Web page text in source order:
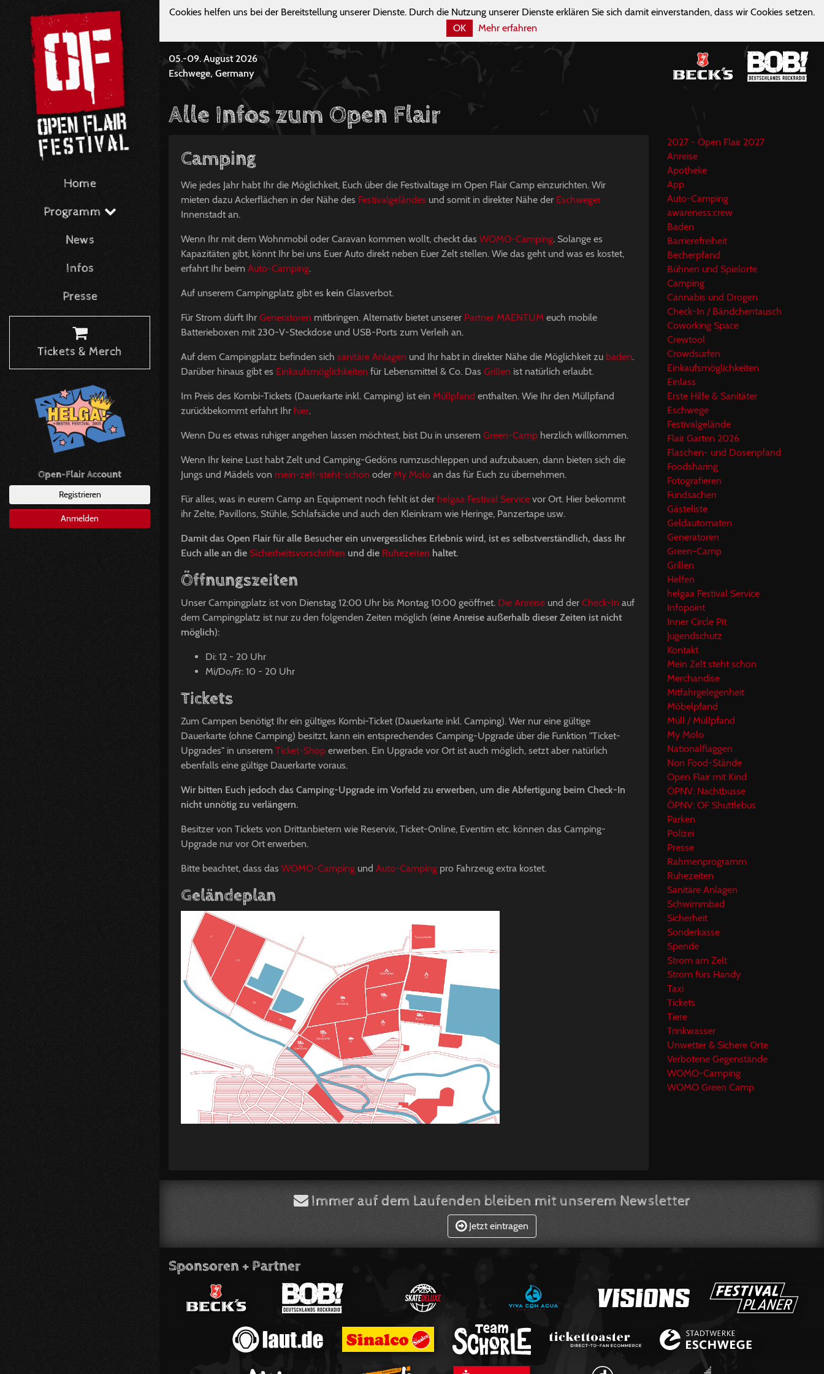
Home
Programm
News
Infos
Presse
Tickets & Merch
Open-Flair Account
Registrieren
Anmelden
Cookies helfen uns bei der Bereitstellung unserer Dienste. Durch die Nutzung unserer Dienste erklären Sie sich damit einverstanden, dass wir Cookies setzen.
OK
Mehr erfahren
05.-09. August 2026
Eschwege, Germany
Alle Infos zum Open Flair
Camping
Wie jedes Jahr habt Ihr die Möglichkeit, Euch über die Festivaltage im Open Flair Camp einzurichten. Wir
mieten dazu Ackerflächen in der Nähe des Festivalgeländes und somit in direkter Nähe der Eschweger
Innenstadt an.
Wenn Ihr mit dem Wohnmobil oder Caravan kommen wollt, checkt das WOMO-Camping. Solange es
Kapazitäten gibt, könnt Ihr bei uns Euer Auto direkt neben Euer Zelt stellen. Wie das geht und was es kostet,
erfahrt Ihr beim Auto-Camping.
Auf unserem Campingplatz gibt es kein Glasverbot.
Für Strom dürft Ihr Generatoren mitbringen. Alternativ bietet unserer Partner MAENTUM euch mobile
Batterieboxen mit 230-V-Steckdose und USB-Ports zum Verleih an.
Auf dem Campingplatz befinden sich sanitäre Anlagen und Ihr habt in direkter Nähe die Möglichkeit zu baden.
Darüber hinaus gibt es Einkaufsmöglichkeiten für Lebensmittel & Co. Das Grillen ist natürlich erlaubt.
Im Preis des Kombi-Tickets (Dauerkarte inkl. Camping) ist ein Müllpfand enthalten. Wie Ihr den Müllpfand
zurückbekommt erfahrt Ihr hier.
Wenn Du es etwas ruhiger angehen lassen möchtest, bist Du in unserem Green-Camp herzlich willkommen.
Wenn Ihr keine Lust habt Zelt und Camping-Gedöns rumzuschleppen und aufzubauen, dann bieten sich die
Jungs und Mädels von mein-zelt-steht-schon oder My Molo an das für Euch zu übernehmen.
Für alles, was in eurem Camp an Equipment noch fehlt ist der helgaa Festival Service vor Ort. Hier bekommt
ihr Zelte, Pavillons, Stühle, Schlafsäcke und auch den Kleinkram wie Heringe, Panzertape usw.
Damit das Open Flair für alle Besucher ein unvergessliches Erlebnis wird, ist es selbstverständlich, dass Ihr
Euch alle an die Sicherheitsvorschriften und die Ruhezeiten haltet.
Öffnungszeiten
Unser Campingplatz ist von Dienstag 12:00 Uhr bis Montag 10:00 geöffnet. Die Anreise und der Check-In auf
dem Campingplatz ist nur zu den folgenden Zeiten möglich (eine Anreise außerhalb dieser Zeiten ist nicht
möglich):
Di: 12 - 20 Uhr
Mi/Do/Fr: 10 - 20 Uhr
Tickets
Zum Campen benötigt Ihr ein gültiges Kombi-Ticket (Dauerkarte inkl. Camping). Wer nur eine gültige
Dauerkarte (ohne Camping) besitzt, kann ein entsprechendes Camping-Upgrade über die Funktion "Ticket-
Upgrades" in unserem Ticket-Shop erwerben. Ein Upgrade vor Ort ist auch möglich, setzt aber natürlich
ebenfalls eine gültige Dauerkarte voraus.
Wir bitten Euch jedoch das Camping-Upgrade im Vorfeld zu erwerben, um die Abfertigung beim Check-In
nicht unnötig zu verlängern.
Besitzer von Tickets von Drittanbietern wie Reservix, Ticket-Online, Eventim etc. können das Camping-
Upgrade nur vor Ort erwerben.
Bitte beachtet, dass das WOMO-Camping und Auto-Camping pro Fahrzeug extra kostet.
Geländeplan
2027 - Open Flair 2027
Anreise
Apotheke
App
Auto-Camping
awareness:crew
Baden
Barrierefreiheit
Becherpfand
Bühnen und Spielorte
Camping
Cannabis und Drogen
Check-In / Bändchentausch
Coworking Space
Crewtool
Crowdsurfen
Einkaufsmöglichkeiten
Einlass
Erste Hilfe & Sanitäter
Eschwege
Festivalgelände
Flair Garten 2026
Flaschen- und Dosenpfand
Foodsharing
Fotografieren
Fundsachen
Gästeliste
Geldautomaten
Generatoren
Green-Camp
Grillen
Helfen
helgaa Festival Service
Infopoint
Inner Circle Pit
Jugendschutz
Kontakt
Mein Zelt steht schon
Merchandise
Mitfahrgelegenheit
Möbelpfand
Müll / Müllpfand
My Molo
Nationalflaggen
Non Food-Stände
Open Flair mit Kind
ÖPNV: Nachtbusse
ÖPNV: OF Shuttlebus
Parken
Polizei
Presse
Rahmenprogramm
Ruhezeiten
Sanitäre Anlagen
Schwimmbad
Sicherheit
Sonderkasse
Spende
Strom am Zelt
Strom fürs Handy
Taxi
Tickets
Tiere
Trinkwasser
Unwetter & Sichere Orte
Verbotene Gegenstände
WOMO-Camping
WOMO Green Camp
Immer auf dem Laufenden bleiben mit unserem Newsletter
Jetzt eintragen
Sponsoren + Partner